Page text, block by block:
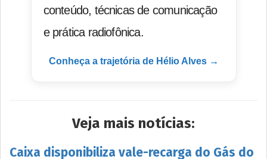
conteúdo, técnicas de comunicação
e prática radiofônica.
Conheça a trajetória de Hélio Alves →
Veja mais notícias:
Caixa disponibiliza vale-recarga do Gás do